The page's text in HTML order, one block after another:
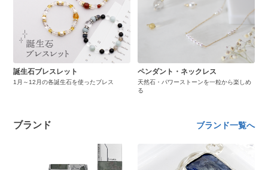
誕生石ブレスレット
1月～12月の各誕生石を使ったブレス
ペンダント・ネックレス
天然石・パワーストーンを一粒から楽しめ
る
ブランド ブランド一覧へ